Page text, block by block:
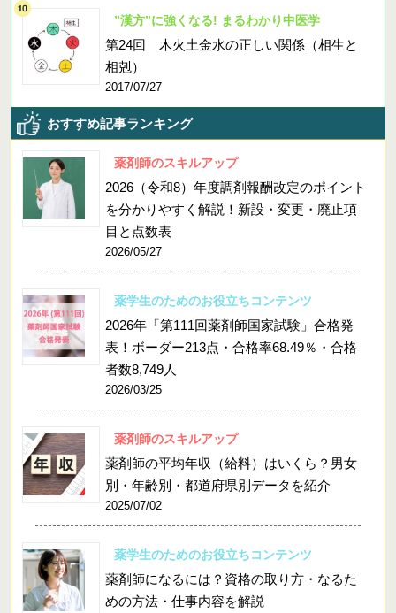
”漢方”に強くなる! まるわかり中医学
第24回 木火土金水の正しい関係（相生と
相剋）
2017/07/27
おすすめ記事ランキング
薬剤師のスキルアップ
2026（令和8）年度調剤報酬改定のポイント
を分かりやすく解説！新設・変更・廃止項
目と点数表
2026/05/27
薬学生のためのお役立ちコンテンツ
2026年「第111回薬剤師国家試験」合格発
表！ボーダー213点・合格率68.49％・合格
者数8,749人
2026/03/25
薬剤師のスキルアップ
薬剤師の平均年収（給料）はいくら？男女
別・年齢別・都道府県別データを紹介
2025/07/02
薬学生のためのお役立ちコンテンツ
薬剤師になるには？資格の取り方・なるた
めの方法・仕事内容を解説